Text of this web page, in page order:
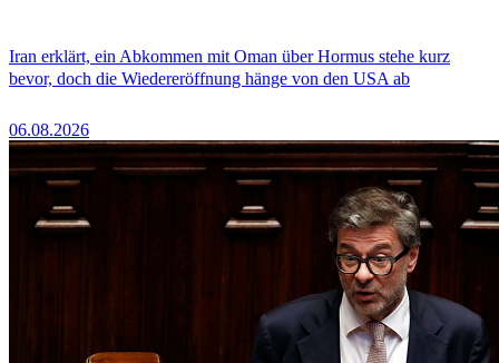
Iran erklärt, ein Abkommen mit Oman über Hormus stehe kurz
bevor, doch die Wiedereröffnung hänge von den USA ab
06.08.2026